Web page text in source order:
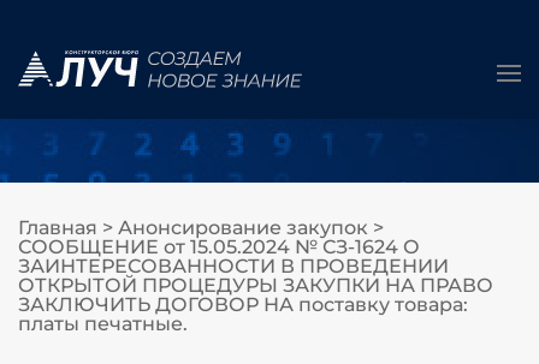
Главная > Анонсирование закупок >
СООБЩЕНИЕ от 15.05.2024 № СЗ-1624 О
ЗАИНТЕРЕСОВАННОСТИ В ПРОВЕДЕНИИ
ОТКРЫТОЙ ПРОЦЕДУРЫ ЗАКУПКИ НА ПРАВО
ЗАКЛЮЧИТЬ ДОГОВОР НА поставку товара:
платы печатные.